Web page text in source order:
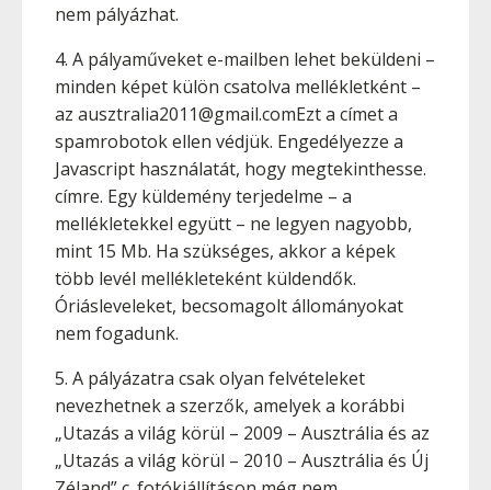
nem pályázhat.
4. A pályaműveket e-mailben lehet beküldeni –
minden képet külön csatolva mellékletként –
az ausztralia2011@gmail.comEzt a címet a
spamrobotok ellen védjük. Engedélyezze a
Javascript használatát, hogy megtekinthesse.
címre. Egy küldemény terjedelme – a
mellékletekkel együtt – ne legyen nagyobb,
mint 15 Mb. Ha szükséges, akkor a képek
több levél mellékleteként küldendők.
Óriásleveleket, becsomagolt állományokat
nem fogadunk.
5. A pályázatra csak olyan felvételeket
nevezhetnek a szerzők, amelyek a korábbi
„Utazás a világ körül – 2009 – Ausztrália és az
„Utazás a világ körül – 2010 – Ausztrália és Új